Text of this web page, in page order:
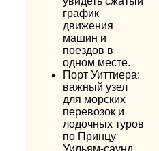
график
движения
машин и
поездов в
одном месте.
Порт Уиттиера:
важный узел
для морских
перевозок и
лодочных туров
по Принцу
Уильям-саунд.